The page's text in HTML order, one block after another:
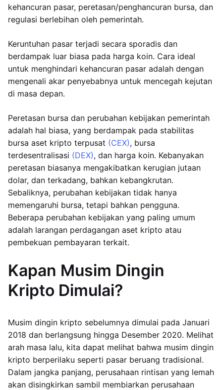
kehancuran pasar, peretasan/penghancuran bursa, dan
regulasi berlebihan oleh pemerintah.
Keruntuhan pasar terjadi secara sporadis dan
berdampak luar biasa pada harga koin. Cara ideal
untuk menghindari kehancuran pasar adalah dengan
mengenali akar penyebabnya untuk mencegah kejutan
di masa depan.
Peretasan bursa dan perubahan kebijakan pemerintah
adalah hal biasa, yang berdampak pada stabilitas
bursa aset kripto terpusat (CEX), bursa
terdesentralisasi (DEX), dan harga koin. Kebanyakan
peretasan biasanya mengakibatkan kerugian jutaan
dolar, dan terkadang, bahkan kebangkrutan.
Sebaliknya, perubahan kebijakan tidak hanya
memengaruhi bursa, tetapi bahkan pengguna.
Beberapa perubahan kebijakan yang paling umum
adalah larangan perdagangan aset kripto atau
pembekuan pembayaran terkait.
Kapan Musim Dingin
Kripto Dimulai?
Musim dingin kripto sebelumnya dimulai pada Januari
2018 dan berlangsung hingga Desember 2020. Melihat
arah masa lalu, kita dapat melihat bahwa musim dingin
kripto berperilaku seperti pasar beruang tradisional.
Dalam jangka panjang, perusahaan rintisan yang lemah
akan disingkirkan sambil membiarkan perusahaan